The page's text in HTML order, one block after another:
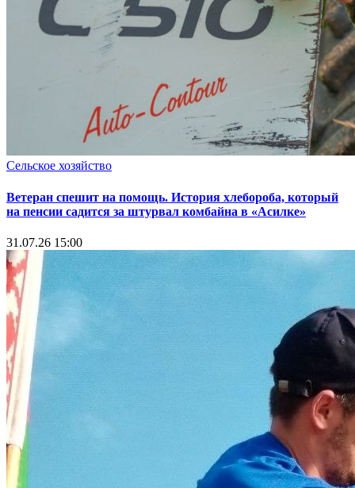
Сельское хозяйство
Ветеран спешит на помощь. История хлебороба, который
на пенсии садится за штурвал комбайна в «Асилке»
31.07.26 15:00